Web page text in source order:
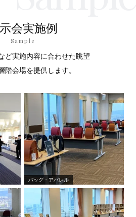
会実施例
Sample
ど実施内容に合わせた眺望
階会場を提供します。
バッグ・アパレル